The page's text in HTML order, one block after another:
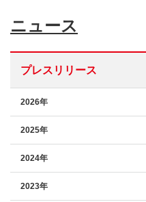
ニュース
プレスリリース
2026年
2025年
2024年
2023年